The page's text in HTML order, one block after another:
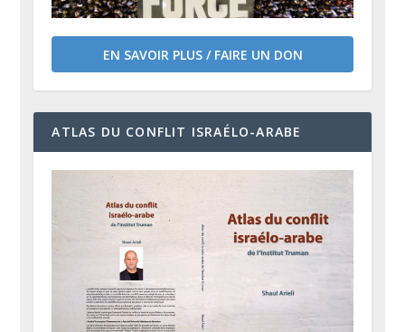
EN SAVOIR PLUS / FAIRE UN DON
ATLAS DU CONFLIT ISRAÉLO-ARABE